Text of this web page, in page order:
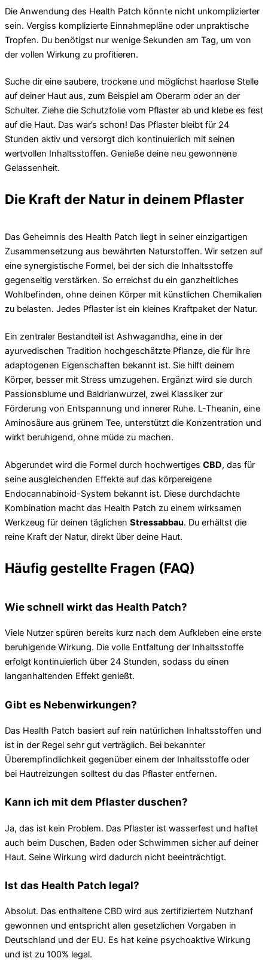
Die Anwendung des Health Patch könnte nicht unkomplizierter
sein. Vergiss komplizierte Einnahmepläne oder unpraktische
Tropfen. Du benötigst nur wenige Sekunden am Tag, um von
der vollen Wirkung zu profitieren.
Suche dir eine saubere, trockene und möglichst haarlose Stelle
auf deiner Haut aus, zum Beispiel am Oberarm oder an der
Schulter. Ziehe die Schutzfolie vom Pflaster ab und klebe es fest
auf die Haut. Das war’s schon! Das Pflaster bleibt für 24
Stunden aktiv und versorgt dich kontinuierlich mit seinen
wertvollen Inhaltsstoffen. Genieße deine neu gewonnene
Gelassenheit.
Die Kraft der Natur in deinem Pflaster
Das Geheimnis des Health Patch liegt in seiner einzigartigen
Zusammensetzung aus bewährten Naturstoffen. Wir setzen auf
eine synergistische Formel, bei der sich die Inhaltsstoffe
gegenseitig verstärken. So erreichst du ein ganzheitliches
Wohlbefinden, ohne deinen Körper mit künstlichen Chemikalien
zu belasten. Jedes Pflaster ist ein kleines Kraftpaket der Natur.
Ein zentraler Bestandteil ist Ashwagandha, eine in der
ayurvedischen Tradition hochgeschätzte Pflanze, die für ihre
adaptogenen Eigenschaften bekannt ist. Sie hilft deinem
Körper, besser mit Stress umzugehen. Ergänzt wird sie durch
Passionsblume und Baldrianwurzel, zwei Klassiker zur
Förderung von Entspannung und innerer Ruhe. L-Theanin, eine
Aminosäure aus grünem Tee, unterstützt die Konzentration und
wirkt beruhigend, ohne müde zu machen.
Abgerundet wird die Formel durch hochwertiges CBD, das für
seine ausgleichenden Effekte auf das körpereigene
Endocannabinoid-System bekannt ist. Diese durchdachte
Kombination macht das Health Patch zu einem wirksamen
Werkzeug für deinen täglichen Stressabbau. Du erhältst die
reine Kraft der Natur, direkt über deine Haut.
Häufig gestellte Fragen (FAQ)
Wie schnell wirkt das Health Patch?
Viele Nutzer spüren bereits kurz nach dem Aufkleben eine erste
beruhigende Wirkung. Die volle Entfaltung der Inhaltsstoffe
erfolgt kontinuierlich über 24 Stunden, sodass du einen
langanhaltenden Effekt genießt.
Gibt es Nebenwirkungen?
Das Health Patch basiert auf rein natürlichen Inhaltsstoffen und
ist in der Regel sehr gut verträglich. Bei bekannter
Überempfindlichkeit gegenüber einem der Inhaltsstoffe oder
bei Hautreizungen solltest du das Pflaster entfernen.
Kann ich mit dem Pflaster duschen?
Ja, das ist kein Problem. Das Pflaster ist wasserfest und haftet
auch beim Duschen, Baden oder Schwimmen sicher auf deiner
Haut. Seine Wirkung wird dadurch nicht beeinträchtigt.
Ist das Health Patch legal?
Absolut. Das enthaltene CBD wird aus zertifiziertem Nutzhanf
gewonnen und entspricht allen gesetzlichen Vorgaben in
Deutschland und der EU. Es hat keine psychoaktive Wirkung
und ist zu 100% legal.